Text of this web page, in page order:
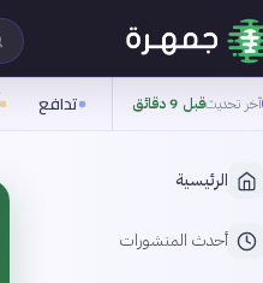
آخر تحديثقبل 9 دقائق تدافع
الرئيسية
أحدث المنشورات